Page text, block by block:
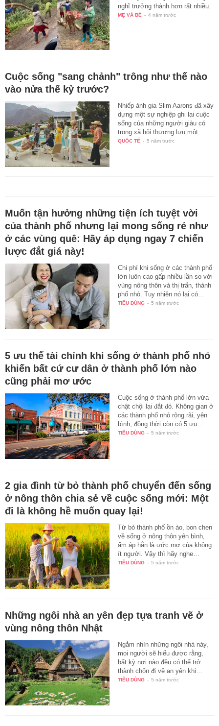
nghĩ trưởng thành hơn rất nhiều.
MẸ VÀ BÉ - 4 năm trước
Cuộc sống "sang chảnh" trông như thế nào
vào nửa thế kỷ trước?
Nhiếp ảnh gia Slim Aarons đã xây
dựng một sự nghiệp ghi lại cuộc
sống của những người giàu có
trong xã hội thượng lưu một…
QUỐC TẾ - 5 năm trước
Muốn tận hưởng những tiện ích tuyệt vời
của thành phố nhưng lại mong sống rẻ như
ở các vùng quê: Hãy áp dụng ngay 7 chiến
lược đắt giá này!
Chi phí khi sống ở các thành phố
lớn luôn cao gấp nhiều lần so với
vùng nông thôn và thị trấn, thành
phố nhỏ. Tuy nhiên nó lại có…
TIÊU DÙNG - 5 năm trước
5 ưu thế tài chính khi sống ở thành phố nhỏ
khiến bất cứ cư dân ở thành phố lớn nào
cũng phải mơ ước
Cuộc sống ở thành phố lớn vừa
chật chội lại đắt đỏ. Không gian ở
các thành phố nhỏ rộng rãi, yên
bình, đồng thời còn có 5 ưu…
TIÊU DÙNG - 5 năm trước
2 gia đình từ bỏ thành phố chuyển đến sống
ở nông thôn chia sẻ về cuộc sống mới: Một
đi là không hề muốn quay lại!
Từ bỏ thành phố ồn ào, bon chen
về sống ở nông thôn yên bình,
ấm áp hẳn là ước mơ của không
ít người. Vậy thì hãy nghe…
TIÊU DÙNG - 5 năm trước
Những ngôi nhà an yên đẹp tựa tranh vẽ ở
vùng nông thôn Nhật
Ngắm nhìn những ngôi nhà này,
mọi người sẽ hiểu được rằng,
bất kỳ nơi nào đều có thể trở
thành chốn đi về an yên khi…
TIÊU DÙNG - 5 năm trước